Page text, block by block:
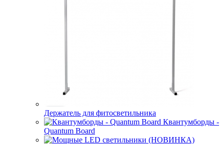
Держатель для фитосветильника
Квантумборды -
Quantum Board